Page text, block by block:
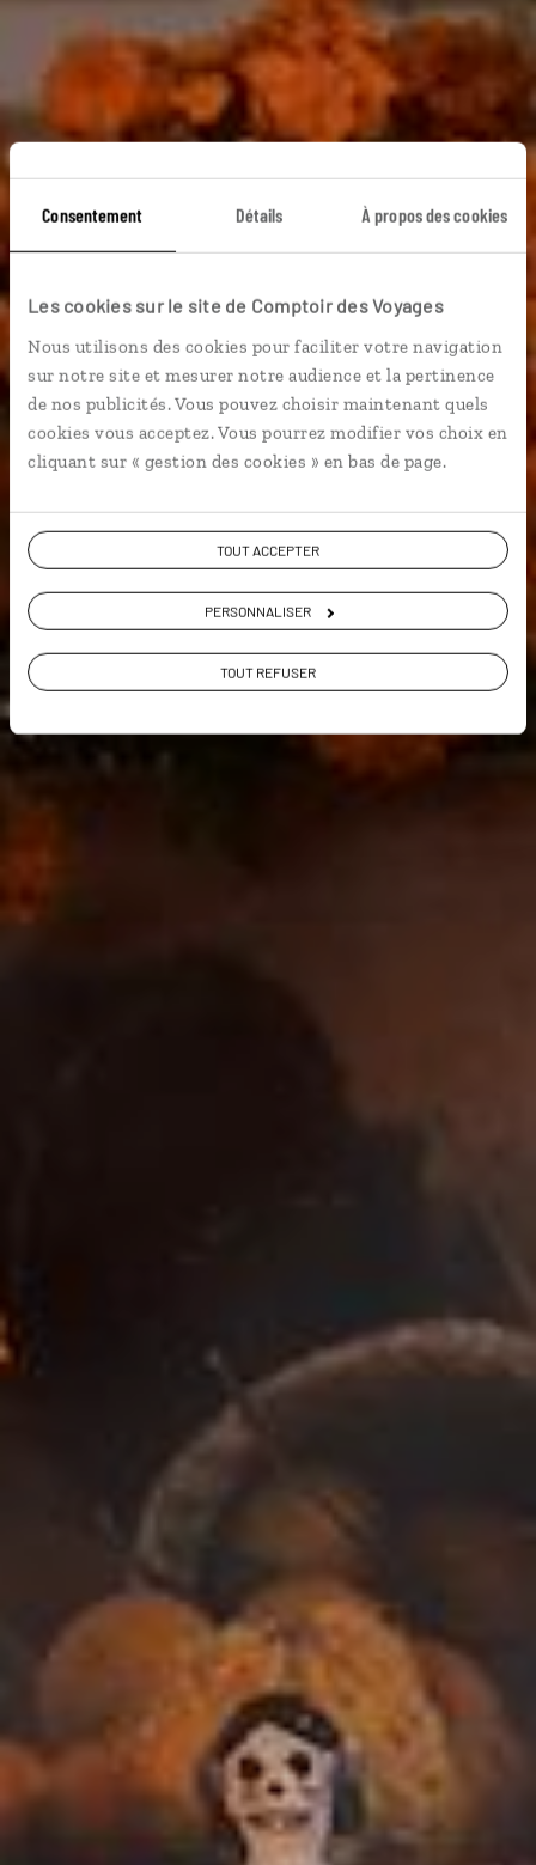
Consentement Détails À propos des cookies
Les cookies sur le site de Comptoir des Voyages
Nous utilisons des cookies pour faciliter votre navigation
sur notre site et mesurer notre audience et la pertinence
de nos publicités. Vous pouvez choisir maintenant quels
cookies vous acceptez. Vous pourrez modifier vos choix en
cliquant sur « gestion des cookies » en bas de page.
TOUT ACCEPTER
PERSONNALISER
TOUT REFUSER
Guide de voyage
Mexique